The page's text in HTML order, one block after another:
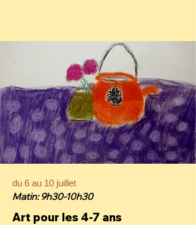
du 6 au 10 juillet
Matin: 9h30-10h30
Art pour les 4-7 ans